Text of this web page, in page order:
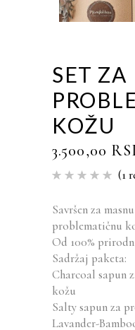
SET ZA
KOŽU
3.500,00
osnovu
1
kupca
(1
Savršen za
problematičnu
Od 100%
Sadržaj paketa:
Charcoal sapun
kožu
Salty sapun za
Lavander-